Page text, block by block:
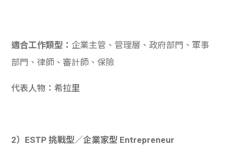
適合工作類型： 企業主管、管理層、政府部門、軍事
部門、律師、審計師、保險
代表人物：希拉里
2）ESTP 挑戰型／企業家型 Entrepreneur